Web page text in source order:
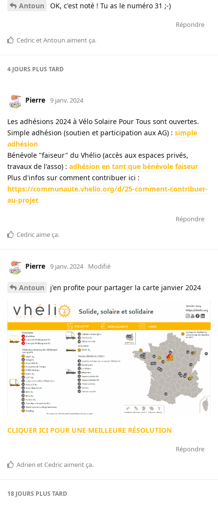
Antoun OK, c'est noté ! Tu as le numéro 31 ;-)
Répondre
CedricetAntoun aiment ça.
4 JOURS PLUS TARD
Pierre 9 janv. 2024
Les adhésions 2024 à Vélo Solaire Pour Tous sont ouvertes.
Simple adhésion (soutien et participation aux AG) : simple
adhésion
Bénévole "faiseur" du Vhélio (accès aux espaces privés,
travaux de l'asso) : adhésion en tant que bénévole faiseur
Plus d'infos sur comment contribuer ici :
https://communaute.vhelio.org/d/25-comment-contribuer-
au-projet
Répondre
Cedricaime ça.
Pierre 9 janv. 2024 Modifié
Antoun j'en profite pour partager la carte janvier 2024
CLIQUER ICI POUR UNE MEILLEURE RÉSOLUTION
Répondre
Adrien et Cedricaiment ça.
18 JOURS PLUS TARD